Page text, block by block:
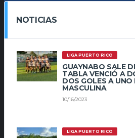
NOTICIAS
LIGA PUERTO RICO
GUAYNABO SALE
TABLA VENCIÓ A
DOS GOLES A UNO
MASCULINA
10/16/2023
LIGA PUERTO RICO